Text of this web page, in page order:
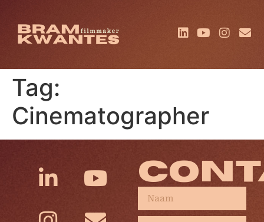
Tag:
Cinematographer